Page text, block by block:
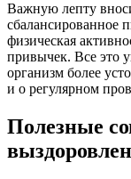
Важную лепту
сбалансированное
физическая
привычек. Все это
организм более
и о регулярном
Полезные